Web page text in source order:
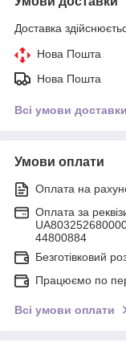
Доставка
Нова Пошта
Нова Пошта
Всі умови доставки
Умови оплати
Оплата на
Оплата за
44800884
Безготівковий
Працюємо по
Всі умови оплати